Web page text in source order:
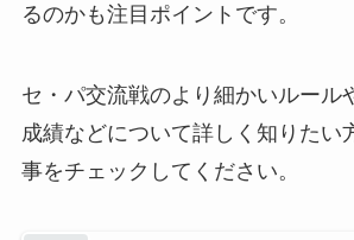
るのかも注目ポイントです。
セ・パ交流戦のより細かいルール
成績などについて詳しく知りたい
事をチェックしてください。